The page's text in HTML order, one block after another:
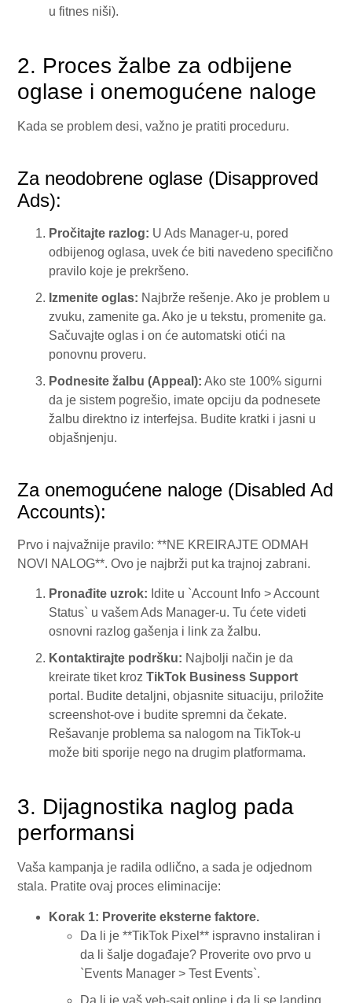
u fitnes niši).
2. Proces žalbe za odbijene
oglase i onemogućene naloge
Kada se problem desi, važno je pratiti proceduru.
Za neodobrene oglase (Disapproved
Ads):
Pročitajte razlog: U Ads Manager-u, pored
odbijenog oglasa, uvek će biti navedeno specifično
pravilo koje je prekršeno.
Izmenite oglas: Najbrže rešenje. Ako je problem u
zvuku, zamenite ga. Ako je u tekstu, promenite ga.
Sačuvajte oglas i on će automatski otići na
ponovnu proveru.
Podnesite žalbu (Appeal): Ako ste 100% sigurni
da je sistem pogrešio, imate opciju da podnesete
žalbu direktno iz interfejsa. Budite kratki i jasni u
objašnjenju.
Za onemogućene naloge (Disabled Ad
Accounts):
Prvo i najvažnije pravilo: **NE KREIRAJTE ODMAH
NOVI NALOG**. Ovo je najbrži put ka trajnoj zabrani.
Pronađite uzrok: Idite u `Account Info > Account
Status` u vašem Ads Manager-u. Tu ćete videti
osnovni razlog gašenja i link za žalbu.
Kontaktirajte podršku: Najbolji način je da
kreirate tiket krozTikTok Business Support
portal. Budite detaljni, objasnite situaciju, priložite
screenshot-ove i budite spremni da čekate.
Rešavanje problema sa nalogom na TikTok-u
može biti sporije nego na drugim platformama.
3. Dijagnostika naglog pada
performansi
Vaša kampanja je radila odlično, a sada je odjednom
stala. Pratite ovaj proces eliminacije:
Korak 1: Proverite eksterne faktore.
Da li je **TikTok Pixel** ispravno instaliran i
da li šalje događaje? Proverite ovo prvo u
`Events Manager > Test Events`.
Da li je vaš veb-sajt online i da li se landing